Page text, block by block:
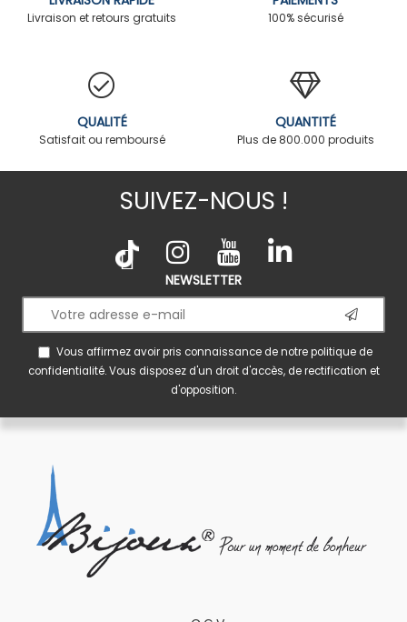
Livraison et retours gratuits 100% sécurisé
QUALITÉ
Satisfait ou remboursé
QUANTITÉ
Plus de 800.000 produits
SUIVEZ-NOUS !
NEWSLETTER
Vous affirmez avoir pris connaissance de notrepolitique de
confidentialité. Vous disposez d'un droit d'accès, de rectification et
d'opposition.